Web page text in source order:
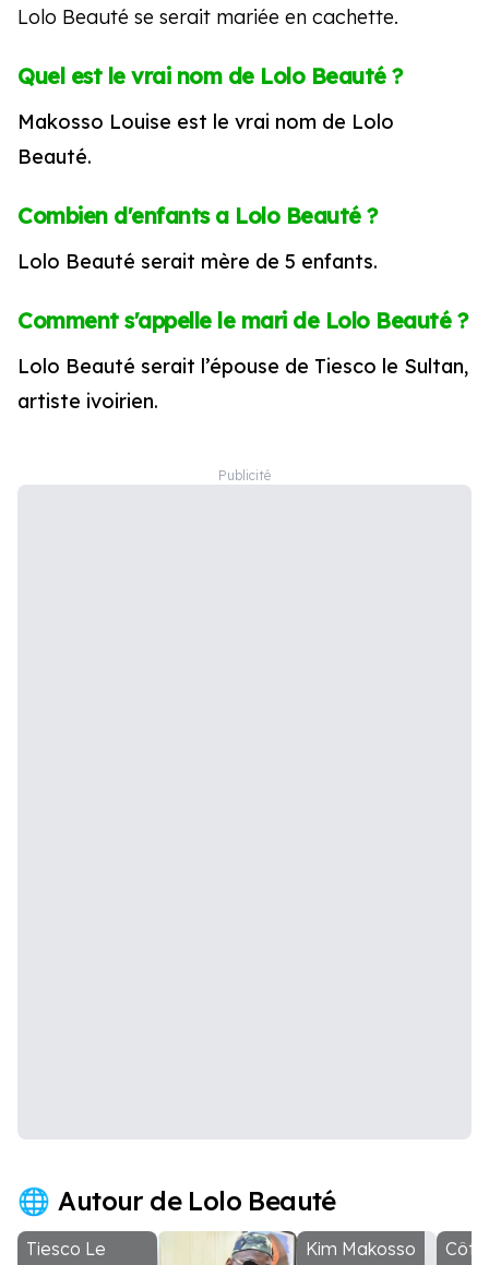
Lolo Beauté se serait mariée en cachette.
Quel est le vrai nom de Lolo Beauté ?
Makosso Louise est le vrai nom de Lolo
Beauté.
Combien d'enfants a Lolo Beauté ?
Lolo Beauté serait mère de 5 enfants.
Comment s'appelle le mari de Lolo Beauté ?
Lolo Beauté serait l’épouse de Tiesco le Sultan,
artiste ivoirien.
Autour de Lolo Beauté
Tiesco Le
Kim Makosso